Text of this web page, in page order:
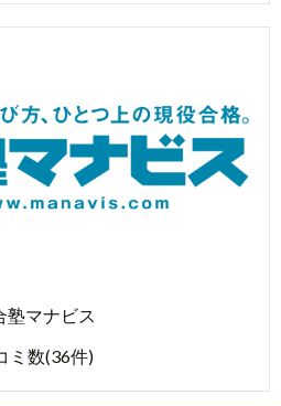
塾マナビス
ミ数(36件)